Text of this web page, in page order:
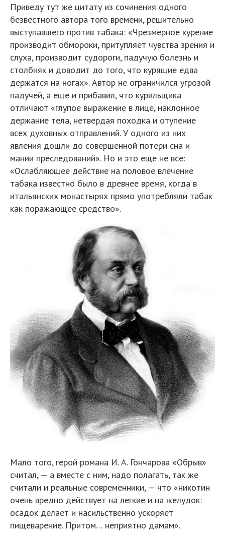
Приведу тут же цитату из сочинения одного
безвестного автора того времени, решительно
выступавшего против табака: «Чрезмерное курение
производит обмороки, притупляет чувства зрения и
слуха, производит судороги, падучую болезнь и
столбняк и доводит до того, что курящие едва
держатся на ногах». Автор не ограничился угрозой
падучей, а еще и прибавил, что курильщика
отличают «глупое выражение в лице, наклонное
держание тела, нетвердая походка и отупение
всех духовных отправлений. У одного из них
явления дошли до совершенной потери сна и
мании преследований». Но и это еще не все:
«Ослабляющее действие на половое влечение
табака известно было в древнее время, когда в
итальянских монастырях прямо употребляли табак
как поражающее средство».
Мало того, герой романа И. А. Гончарова «Обрыв»
считал, — а вместе с ним, надо полагать, так же
считали и реальные современники, — что «никотин
очень вредно действует на легкие и на желудок:
осадок делает и насильственно ускоряет
пищеварение. Притом… неприятно дамам».